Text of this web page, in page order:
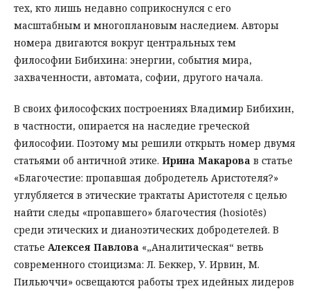
тех, кто лишь недавно соприкоснулся с его
масштабным и многоплановым наследием. Авторы
номера двигаются вокруг центральных тем
философии Бибихина: энергии, события мира,
захваченности, автомата, софии, другого начала.
В своих философских построениях Владимир Бибихин,
в частности, опирается на наследие греческой
философии. Поэтому мы решили открыть номер двумя
статьями об античной этике. Ирина Макарова в статье
«Благочестие: пропавшая добродетель Аристотеля?»
углубляется в этические трактаты Аристотеля с целью
найти следы «пропавшего» благочестия (hosiotēs)
среди этических и дианоэтических добродетелей. В
статье Алексея Павлова «„Аналитическая“ ветвь
современного стоицизма: Л. Беккер, У. Ирвин, М.
Пильюччи» освещаются работы трех идейных лидеров